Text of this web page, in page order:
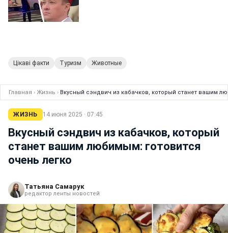
Цікаві факти Туризм Животные
Главная › Жизнь › Вкусный сэндвич из кабачков, который станет вашим
ЖИЗНЬ 14 июня 2025 · 07:45
Вкусный сэндвич из кабачков, который
станет вашим любимым: готовится
очень легко
Татьяна Самарук
редактор ленты новостей